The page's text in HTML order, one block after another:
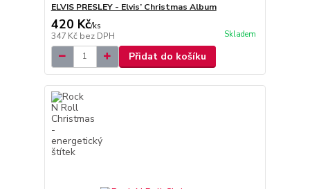
ELVIS PRESLEY - Elvis’ Christmas Album
420 Kč/ks
347 Kč bez DPH Skladem
Přidat do košíku